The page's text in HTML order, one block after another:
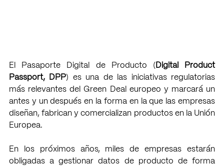
El Pasaporte Digital de Producto ( Digital Product
Passport, DPP) es una de las iniciativas regulatorias
más relevantes del Green Deal europeo y marcará un
antes y un después en la forma en la que las empresas
diseñan, fabrican y comercializan productos en la Unión
Europea.
En los próximos años, miles de empresas estarán
obligadas a gestionar datos de producto de forma